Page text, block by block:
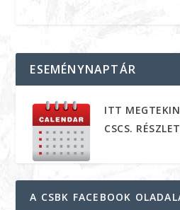
ESEMÉNYNAPTÁR
ITT
CSCS.
A CSBK FACEBOOK